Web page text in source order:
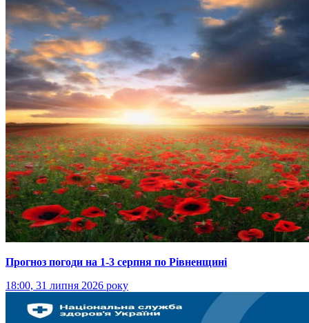
Прогноз погоди на 1-3 серпня по Рівненщині
18:00, 31 липня 2026 року